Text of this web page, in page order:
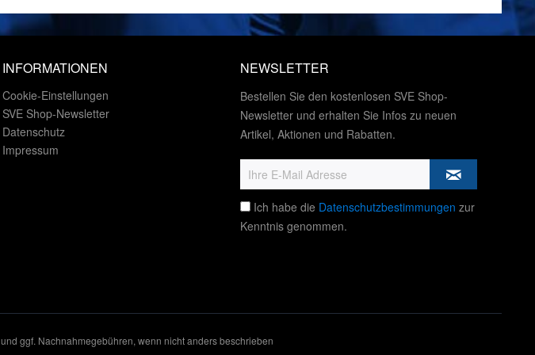
INFORMATIONEN
Cookie-Einstellungen
SVE Shop-Newsletter
Datenschutz
Impressum
NEWSLETTER
Bestellen Sie den kostenlosen SVE Shop-
Newsletter und erhalten Sie Infos zu neuen
Artikel, Aktionen und Rabatten.
Ich habe die Datenschutzbestimmungen zur
Kenntnis genommen.
und ggf. Nachnahmegebühren, wenn nicht anders beschrieben